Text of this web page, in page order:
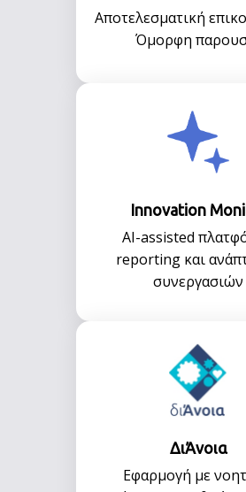
Αποτελεσματική
Όμορφη
Innovation
ΑΙ-assisted
reporting και
συνεργασιών
ΔιΆνοια
Εφαρμογή με